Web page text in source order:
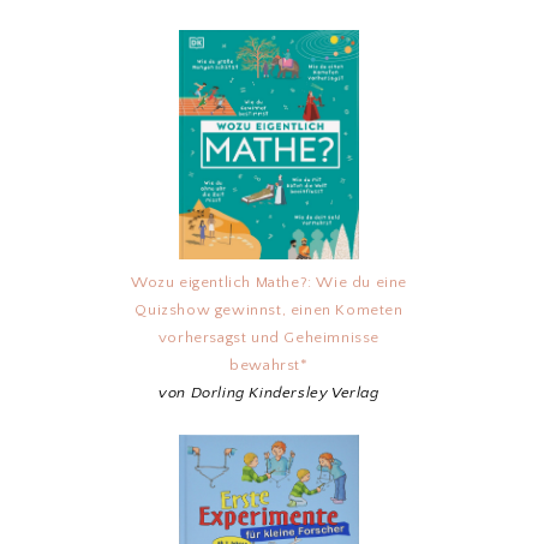
Wozu eigentlich Mathe?: Wie du eine
Quizshow gewinnst, einen Kometen
vorhersagst und Geheimnisse
bewahrst*
von Dorling Kindersley Verlag